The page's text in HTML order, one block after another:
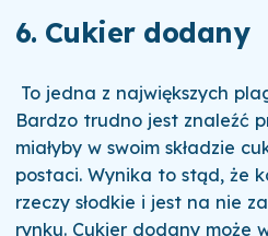
6. Cukier dodany
To jedna z największych
Bardzo trudno jest znaleźć
miałyby w swoim składzie
postaci. Wynika to stąd, że
rzeczy słodkie i jest na nie
rynku. Cukier dodany może